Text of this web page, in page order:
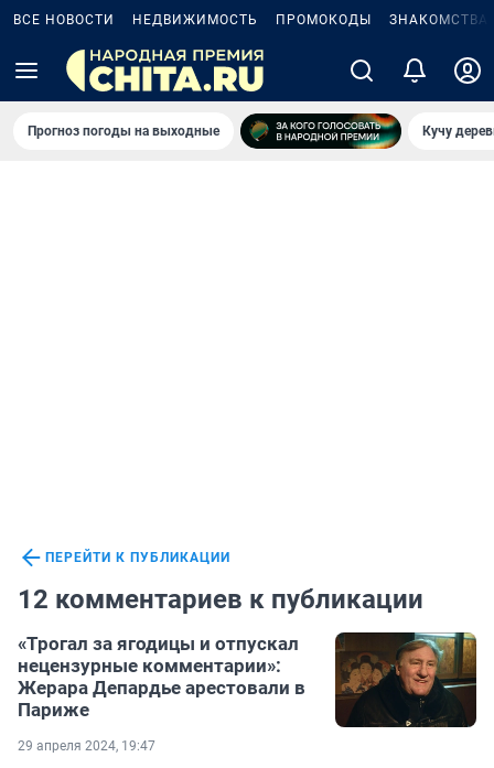
ВСЕ НОВОСТИ НЕДВИЖИМОСТЬ ПРОМОКОДЫ ЗНАКОМСТВА
Прогноз погоды на выходные Кучу
ПЕРЕЙТИ К ПУБЛИКАЦИИ
12 комментариев к публикации
«Трогал за ягодицы и отпускал
нецензурные комментарии»:
Жерара Депардье арестовали в
Париже
29 апреля 2024, 19:47